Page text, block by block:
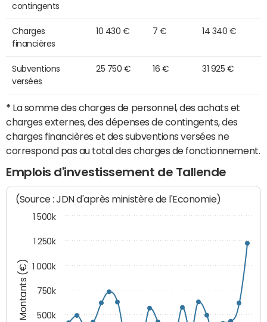
contingents
Charges
financières
10 430 € 7 € 14 340 €
Subventions
versées
25 750 € 16 € 31 925 €
* La somme des charges de personnel, des achats et
charges externes, des dépenses de contingents, des
charges financières et des subventions versées ne
correspond pas au total des charges de fonctionnement.
Emplois d'investissement de Tallende
Montants (€)
(Source : JDN d'après ministère de l'Economie)
500k
750k
1 000k
1 250k
1 500k